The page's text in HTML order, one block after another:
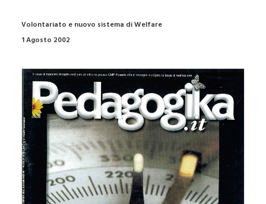
Volontariato e nuovo sistema di Welfare
1 Agosto 2002